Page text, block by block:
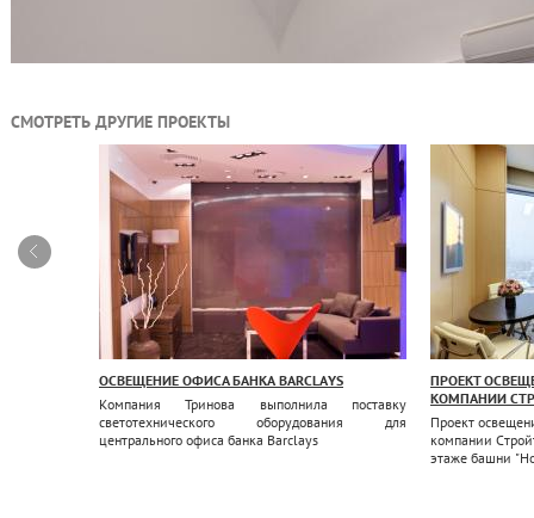
СМОТРЕТЬ ДРУГИЕ ПРОЕКТЫ
ОСВЕЩЕНИЕ ОФИСА БАНКА BARCLAYS
Компания Тринова выполнила поставку
светотехнического оборудования для
центрального офиса банка Barclays
ПРОЕКТ
КОМПАНИИ
Проект
компании
этаже башни